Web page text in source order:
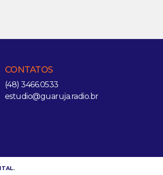
CONTATOS
(48) 3466.0533
estudio@guaruja.radio.br
.